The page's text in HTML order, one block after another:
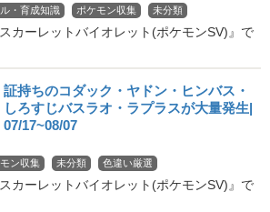
・育成知識 ポケモン収集 未分類
カーレットバイオレット(ポケモンSV)』で
証持ちのコダック・ヤドン・ヒンバス・
しろすじバスラオ・ラプラスが大量発生|
07/17~08/07
ン収集 未分類 色違い厳選
カーレットバイオレット(ポケモンSV)』で